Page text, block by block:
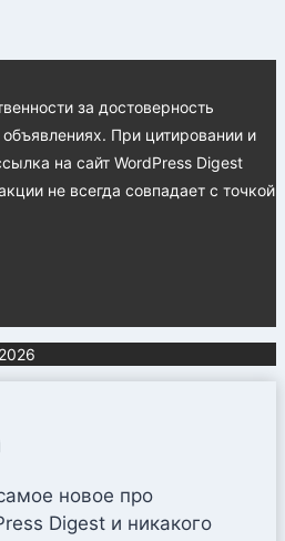
за достоверность
При цитировании и
на сайт WordPress Digest
не всегда совпадает с точкой
новое про
Digest и никакого